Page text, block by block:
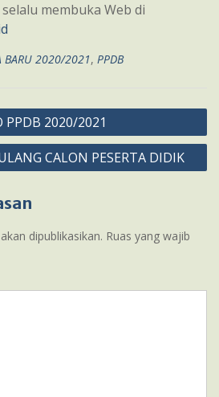
membuka Web di
BARU 2020/2021, PPDB
PPDB 2020/2021
CALON PESERTA DIDIK
dipublikasikan. Ruas yang wajib